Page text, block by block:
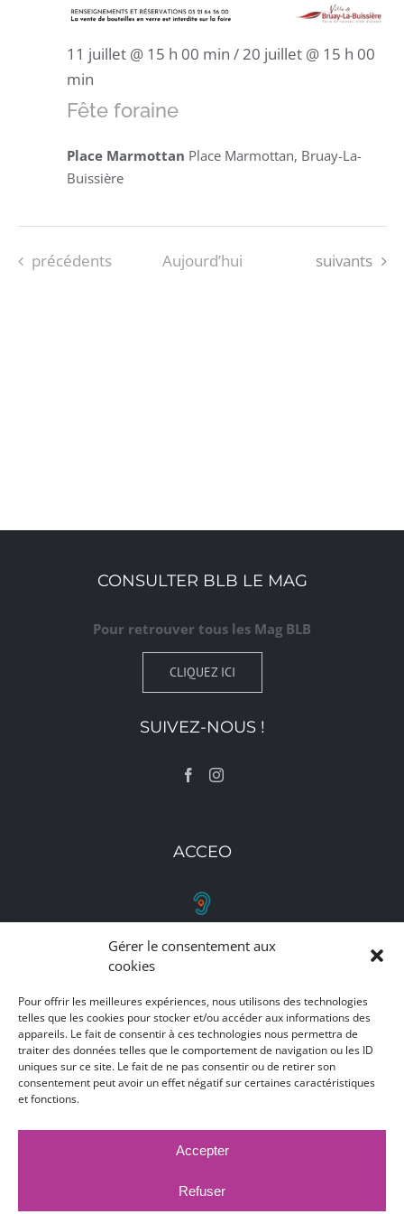
Gérer le consentement aux
cookies
Pour offrir les meilleures expériences, nous utilisons des technologies
telles que les cookies pour stocker et/ou accéder aux informations des
appareils. Le fait de consentir à ces technologies nous permettra de
traiter des données telles que le comportement de navigation ou les ID
uniques sur ce site. Le fait de ne pas consentir ou de retirer son
consentement peut avoir un effet négatif sur certaines caractéristiques
et fonctions.
Accepter
Refuser
11 juillet @ 15 h 00 min /20 juillet @ 15 h 00
min
Fête foraine
Place Marmottan Place Marmottan, Bruay-La-
Buissière
Évènements
précédents Aujourd’hui Évènements
suivants
CONSULTER BLB LE MAG
Pour retrouver tous les Mag BLB
CLIQUEZ ICI
SUIVEZ-NOUS !
ACCEO
RETROUVEZ-NOUS
Toutes nos adresses, coordonnées et horaires
d'ouverture
CLIQUEZ ICI
PUBLICATIONS LÉGALES